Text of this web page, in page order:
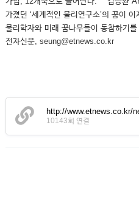
가졌던 ‘세계적인 물리연구소’의 꿈이
물리학자와 미래 꿈나무들이 동참하기
전자신문, seung@etnews.co.kr
http://www.etnews.co.kr/
10143회 연결